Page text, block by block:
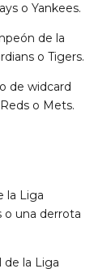
o Yankees.
de la
o Tigers.
de widcard
o Mets.
la Liga
o una derrota
de la Liga